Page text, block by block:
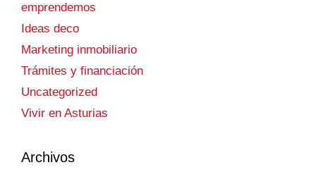
emprendemos
Ideas deco
Marketing inmobiliario
Trámites y financiación
Uncategorized
Vivir en Asturias
Archivos